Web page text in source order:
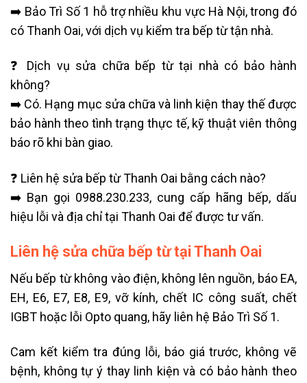
➡️ Bảo Trì Số 1 hỗ trợ nhiều khu vực Hà Nội, trong đó
có Thanh Oai, với dịch vụ kiểm tra bếp từ tận nhà.
❓ Dịch vụ sửa chữa bếp từ tại nhà có bảo hành
không?
➡️ Có. Hạng mục sửa chữa và linh kiện thay thế được
bảo hành theo tình trạng thực tế, kỹ thuật viên thông
báo rõ khi bàn giao.
❓ Liên hệ sửa bếp từ Thanh Oai bằng cách nào?
➡️ Bạn gọi 0988.230.233, cung cấp hãng bếp, dấu
hiệu lỗi và địa chỉ tại Thanh Oai để được tư vấn.
Liên hệ sửa chữa bếp từ tại Thanh Oai
Nếu bếp từ không vào điện, không lên nguồn, báo EA,
EH, E6, E7, E8, E9, vỡ kính, chết IC công suất, chết
IGBT hoặc lỗi Opto quang, hãy liên hệ Bảo Trì Số 1.
Cam kết kiểm tra đúng lỗi, báo giá trước, không vẽ
bệnh, không tự ý thay linh kiện và có bảo hành theo